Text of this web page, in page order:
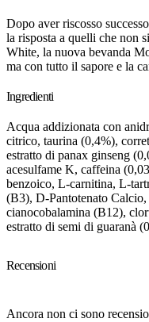
Dopo aver riscosso
la risposta a quelli che non
White, la nuova bevanda
ma con tutto il sapore e la
Ingredienti
Acqua addizionata con
citrico, taurina (0,4%),
estratto di panax ginseng
acesulfame K, caffeina
benzoico, L-carnitina, L-
(B3), D-Pantotenato
cianocobalamina (B12),
estratto di semi di guaranà
Recensioni
Ancora non ci sono